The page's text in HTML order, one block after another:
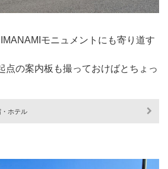
モニュメントにも寄り道す
点の案内板も撮っておけばとちょっ
・ホテル